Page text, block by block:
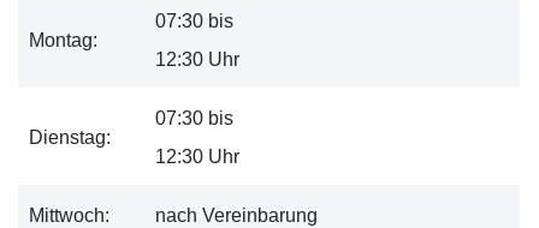
Montag:
07:30 bis
12:30 Uhr
Dienstag:
07:30 bis
12:30 Uhr
Mittwoch: nach Vereinbarung